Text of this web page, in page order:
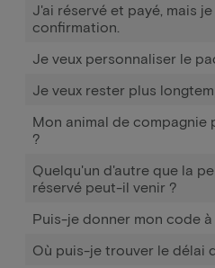
J'ai réservé et payé, mais
confirmation.
Je veux personnaliser le
Je veux rester plus
Mon animal de compagnie
?
Quelqu'un d'autre que la
réservé peut-il venir ?
Puis-je donner mon code
Où puis-je trouver le délai